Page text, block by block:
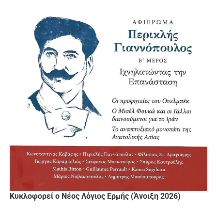
Κυκλοφορεί ο Νέος Λόγιος Ερμής (Άνοιξη 2026)